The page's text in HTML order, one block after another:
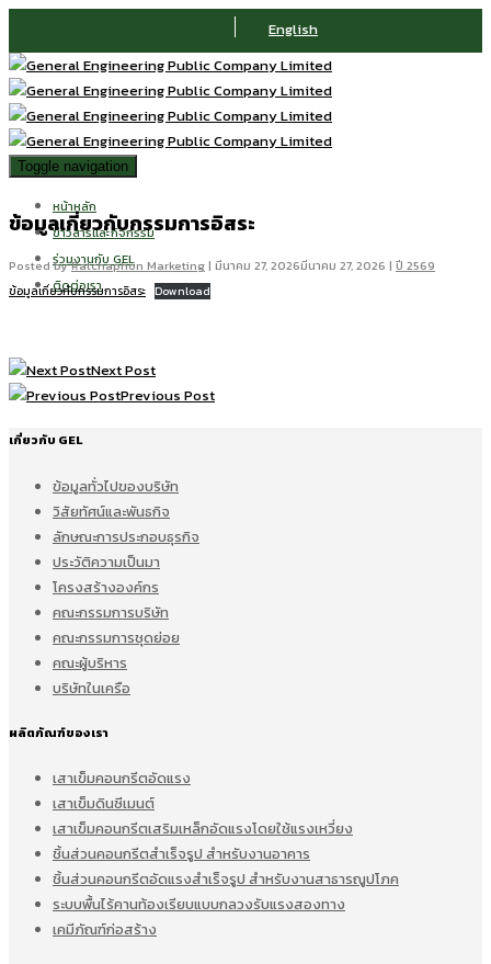
English
Toggle navigation
หน้าหลัก
ข่าวสารและกิจกรรม
ร่วมงานกับ GEL
ติดต่อเรา
ข้อมูลเกี่ยวกับกรรมการอิสระ
Posted byRatchaphon Marketing| มีนาคม 27, 2026มีนาคม 27, 2026 | ปี 2569
ข้อมูลเกี่ยวกับกรรมการอิสระ Download
Next Post
Previous Post
เกี่ยวกับ GEL
ข้อมูลทั่วไปของบริษัท
วิสัยทัศน์และพันธกิจ
ลักษณะการประกอบธุรกิจ
ประวัติความเป็นมา
โครงสร้างองค์กร
คณะกรรมการบริษัท
คณะกรรมการชุดย่อย
คณะผู้บริหาร
บริษัทในเครือ
ผลิตภัณฑ์ของเรา
เสาเข็มคอนกรีตอัดแรง
เสาเข็มดินซีเมนต์
เสาเข็มคอนกรีตเสริมเหล็กอัดแรงโดยใช้แรงเหวี่ยง
ชิ้นส่วนคอนกรีตสำเร็จรูป สำหรับงานอาคาร
ชิ้นส่วนคอนกรีตอัดแรงสำเร็จรูป สำหรับงานสาธารณูปโภค
ระบบพื้นไร้คานท้องเรียบแบบกลวงรับแรงสองทาง
เคมีภัณฑ์ก่อสร้าง